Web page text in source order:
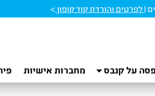
לפרטים והורדת קוד קופון>
על קנבס מחברות אישיות